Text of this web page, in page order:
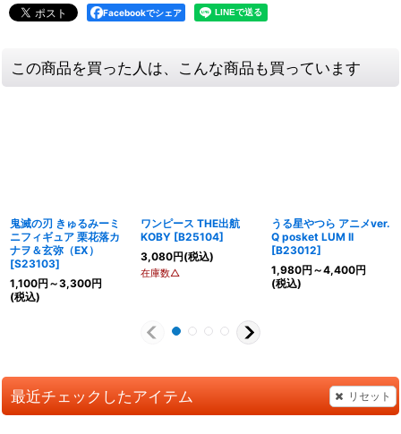
Facebookでシェア
この商品を買った人は、こんな商品も買っています
鬼滅の刃 きゅるみーミ
ニフィギュア 栗花落カ
ナヲ＆玄弥（EX）
[S23103]
1,100円 ～3,300円
(税込)
ワンピース THE出航
KOBY [B25104]
3,080円(税込)
在庫数△
うる星やつら アニメver.
Q posket LUM II
[B23012]
1,980円 ～4,400円
(税込)
最近チェックしたアイテム リセット